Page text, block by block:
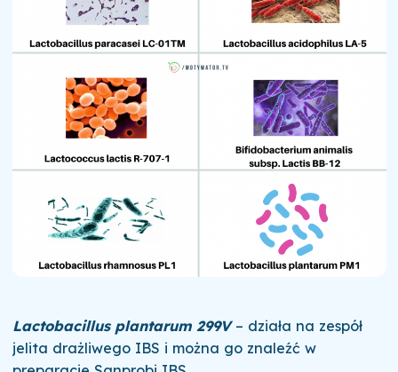
Lactobacillus plantarum 299V – działa na zespół
jelita drażliwego IBS i można go znaleźć w